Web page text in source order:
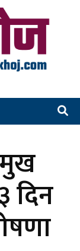
दिन